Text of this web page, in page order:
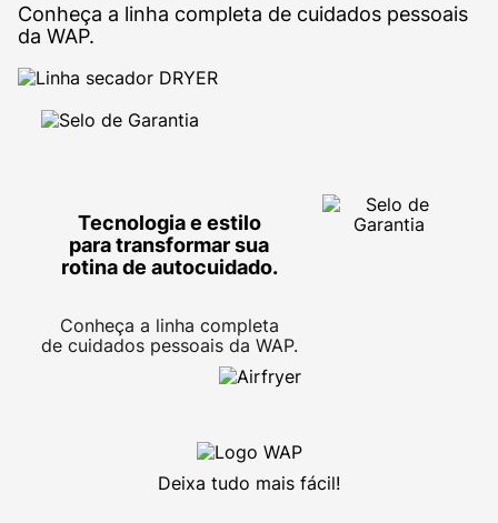
Conheça a linha completa de cuidados pessoais
da WAP.
Tecnologia e estilo
para transformar sua
rotina de autocuidado.
Conheça a linha completa
de cuidados pessoais da WAP.
Deixa tudo mais fácil!